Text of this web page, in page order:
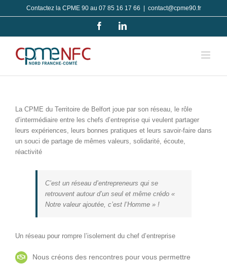
au
Contactez la CPME 90 au 07 85 16 17 66 contact@cpme90.fr
FacebookLinkedIn
La CPME du Territoire de Belfort joue par son réseau, le rôle
d’intermédiaire entre les chefs d’entreprise qui veulent partager
leurs expériences, leurs bonnes pratiques et leurs savoir-faire dans
un souci de partage de mêmes valeurs, solidarité, écoute,
réactivité
C’est un réseau d’entrepreneurs qui se
retrouvent autour d’un seul et même crédo «
Notre valeur ajoutée, c’est l’Homme » !
Un réseau pour rompre l’isolement du chef d’entreprise
Nous créons des rencontres pour vous permettre